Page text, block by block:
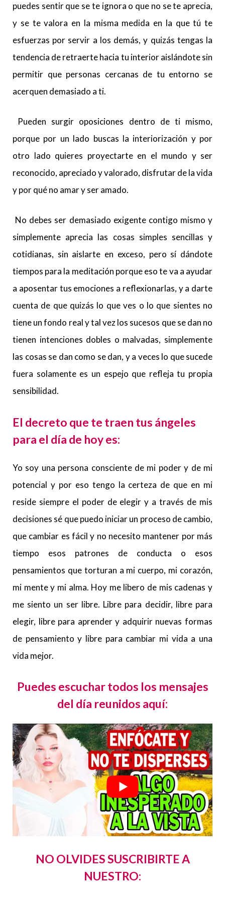
puedes sentir que se te ignora o que no se te aprecia,
y se te valora en la misma medida en la que tú te
esfuerzas por servir a los demás, y quizás tengas la
tendencia de retraerte hacia tu interior aislándote sin
permitir que personas cercanas de tu entorno se
acerquen demasiado a ti.
Pueden surgir oposiciones dentro de ti mismo,
porque por un lado buscas la interiorización y por
otro lado quieres proyectarte en el mundo y ser
reconocido, apreciado y valorado, disfrutar de la vida
y por qué no amar y ser amado.
No debes ser demasiado exigente contigo mismo y
simplemente aprecia las cosas simples sencillas y
cotidianas, sin aislarte en exceso, pero sí dándote
tiempos para la meditación porque eso te va a ayudar
a aposentar tus emociones a reflexionarlas, y a darte
cuenta de que quizás lo que ves o lo que sientes no
tiene un fondo real y tal vez los sucesos que se dan no
tienen intenciones dobles o malvadas, simplemente
las cosas se dan como se dan, y a veces lo que sucede
fuera solamente es un espejo que refleja tu propia
sensibilidad.
El decreto que te traen tus ángeles
para el día de hoy es:
Yo soy una persona consciente de mi poder y de mi
potencial y por eso tengo la certeza de que en mi
reside siempre el poder de elegir y a través de mis
decisiones sé que puedo iniciar un proceso de cambio,
que cambiar es fácil y no necesito mantener por más
tiempo esos patrones de conducta o esos
pensamientos que torturan a mi cuerpo, mi corazón,
mi mente y mi alma. Hoy me libero de mis cadenas y
me siento un ser libre. Libre para decidir, libre para
elegir, libre para aprender y adquirir nuevas formas
de pensamiento y libre para cambiar mi vida a una
vida mejor.
Puedes escuchar todos los mensajes
del día reunidos aquí:
NO OLVIDES SUSCRIBIRTE A
NUESTRO: